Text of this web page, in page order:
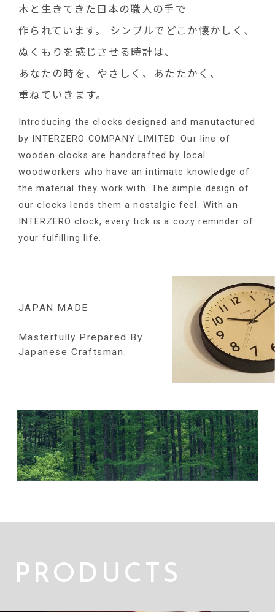
木と生きてきた日本の職人の手で
作られています。
シンプルでどこか懐かしく、
ぬくもりを感じさせる時計は、
あなたの時を、やさしく、あたたかく、
重ねていきます。
Introducing the clocks designed and manutactured
by INTERZERO COMPANY LIMITED. Our line of
wooden clocks are
handcrafted by local
woodworkers who have an intimate
knowledge of
the material they work with. The simple design of
our clocks lends them a nostalgic feel. With an
INTERZERO clock, every tick is a cozy reminder of
your fulfilling life.
JAPAN MADE
Masterfully Prepared By
Japanese Craftsman.
PRODUCTS